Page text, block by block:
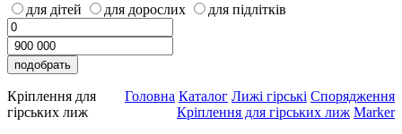
для дітей
для дорослих для підлітків
Кріплення для
гірських лиж
Головна Каталог Лижі гірські Спорядження
Кріплення для гірських лиж Marker